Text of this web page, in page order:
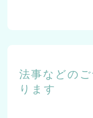
法事などの
ります